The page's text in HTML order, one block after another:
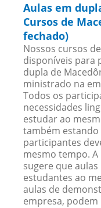
Aulas em
Cursos de
fechado)
Nossos cursos
disponíveis para
dupla de
ministrado na
Todos os
necessidades
estudar ao
também estando
participantes
mesmo tempo. A
sugere que
estudantes ao
aulas de
empresa,